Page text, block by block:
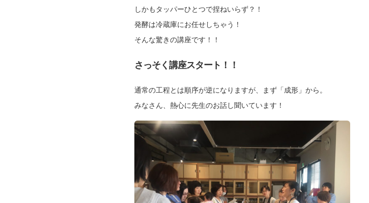
しかもタッパーひとつで捏ねいらず？！
発酵は冷蔵庫にお任せしちゃう！
そんな驚きの講座です！！
さっそく講座スタート！！
通常の工程とは順序が逆になりますが、まず「成形」から。
みなさん、熱心に先生のお話し聞いています！